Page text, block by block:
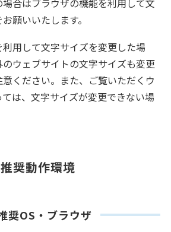
合はブラウザの機能を利用して文
願いいたします。
用して文字サイズを変更した場
ウェブサイトの文字サイズも変更
ください。また、ご覧いただくウ
は、文字サイズが変更できない場
推奨動作環境
奨OS・ブラウザ